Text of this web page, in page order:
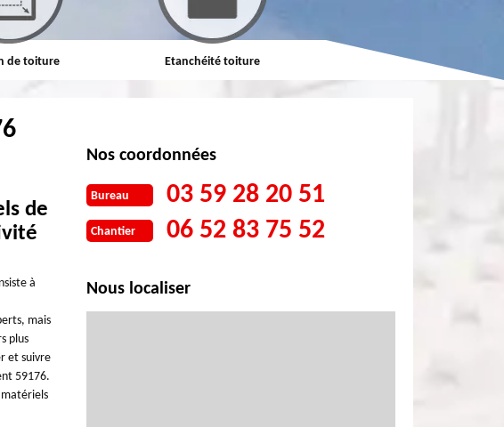
de toiture Etanchéité toiture Réparation de toiture
de
à
mais
plus
et suivre
59176.
Nos coordonnées
Bureau 03 59 28 20 51
Chantier 06 52 83 75 52
Nous localiser